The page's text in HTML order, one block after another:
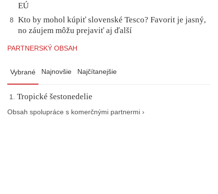
EÚ
8
Kto by mohol kúpiť slovenské Tesco? Favorit je jasný,
no záujem môžu prejaviť aj ďalší
PARTNERSKÝ OBSAH
Vybrané Najnovšie Najčítanejšie
Tropické šestonedelie
Obsah spolupráce s komerčnými partnermi ›